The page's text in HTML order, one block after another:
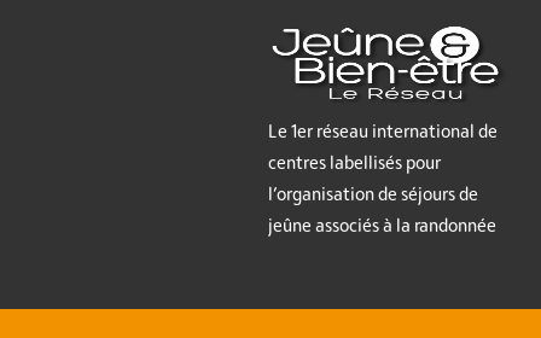
Le 1er réseau international de
centres labellisés pour
l’organisation de séjours de
jeûne associés à la randonnée